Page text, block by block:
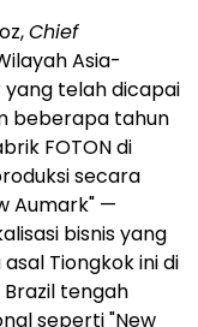
,Chief
Asia-
yang telah dicapai
beberapa tahun
FOTON di
secara
Aumark" —
bisnis yang
Tiongkok ini di
Brazil tengah
seperti "New